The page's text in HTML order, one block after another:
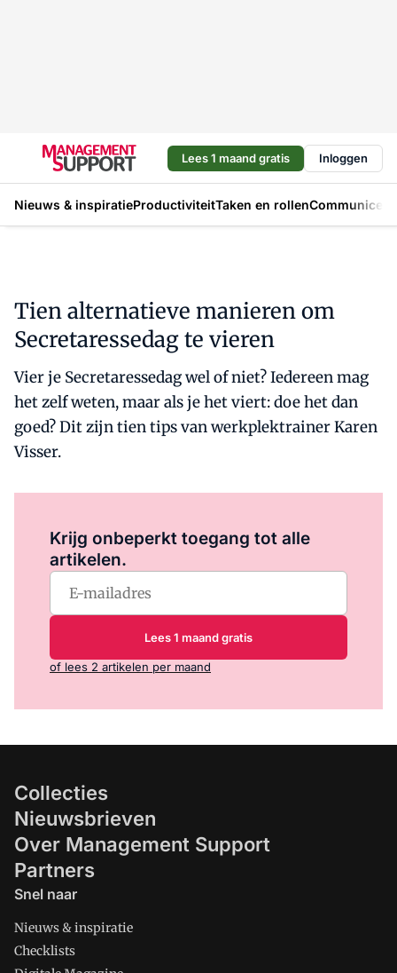
Lees 1 maand gratis Inloggen
Nieuws & inspiratieProductiviteitTaken en rollen
Tien alternatieve manieren om
Secretaressedag te vieren
Vier je Secretaressedag wel of niet? Iedereen mag
het zelf weten, maar als je het viert: doe het dan
goed? Dit zijn tien tips van werkplektrainer Karen
Visser.
Krijg onbeperkt toegang tot alle
artikelen.
Lees 1 maand gratis
of lees 2 artikelen per maand
Collecties
Nieuwsbrieven
Over Management Support
Partners
Snel naar
Nieuws & inspiratie
Checklists